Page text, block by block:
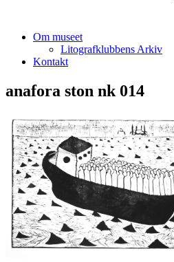
Om museet
Litografklubbens Arkiv
Kontakt
anafora ston nk 014